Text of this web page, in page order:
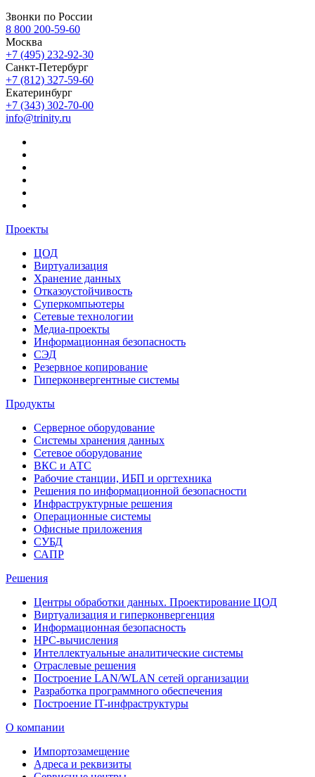
Звонки по России
8 800 200-59-60
Москва
+7 (495) 232-92-30
Санкт-Петербург
+7 (812) 327-59-60
Екатеринбург
+7 (343) 302-70-00
info@trinity.ru
Проекты
ЦОД
Виртуализация
Хранение данных
Отказоустойчивость
Суперкомпьютеры
Сетевые технологии
Медиа-проекты
Информационная безопасность
СЭД
Резервное копирование
Гиперконвергентные системы
Продукты
Серверное оборудование
Системы хранения данных
Сетевое оборудование
ВКС и АТС
Рабочие станции, ИБП и оргтехника
Решения по информационной безопасности
Инфраструктурные решения
Операционные системы
Офисные приложения
СУБД
САПР
Решения
Центры обработки данных. Проектирование ЦОД
Виртуализация и гиперконвергенция
Информационная безопасность
HPC-вычисления
Интеллектуальные аналитические системы
Отраслевые решения
Построение LAN/WLAN сетей организации
Разработка программного обеспечения
Построение IT-инфраструктуры
О компании
Импортозамещение
Адреса и реквизиты